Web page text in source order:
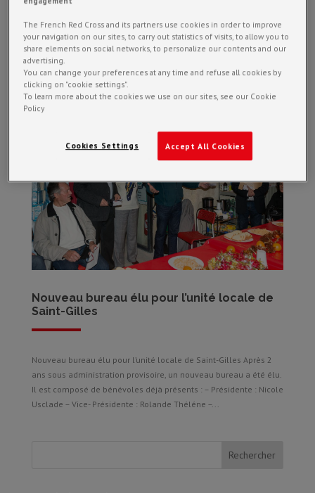
26 Janvier : La Croix-Rouge fait sa braderie Vous souhaitez avoir
plus d’informations ? Nous sommes à votre disposition via le
formulaire de...
Nouveau bureau élu pour l’unité locale de
Saint-Gilles
Nouveau bureau élu pour l’unité locale de Saint-Gilles Après 2
ans sous administration provisoire, un nouveau bureau a été élu.
Il est composé de bénévoles déjà présents : – Présidente : Nicole
Usclade – Vice- Présidente : Rolande Théléne –...
The French Red Cross and its partners use cookies in order to improve
your navigation on our sites, to carry out statistics of visits, to allow you to
share elements on social networks, to personalize our contents and our
advertising.
You can change your preferences at any time and refuse all cookies by
clicking on "cookie settings".
To learn more about the cookies we use on our sites, see our Cookie
Policy
Accept All Cookies
Cookies Settings